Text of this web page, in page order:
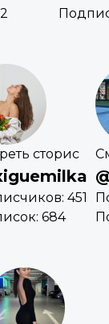
сторис
451
684